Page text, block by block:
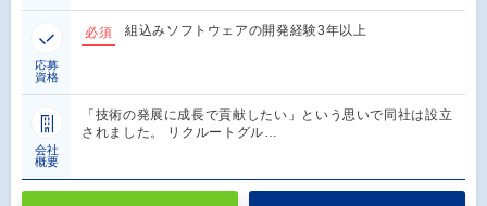
応募
資格
必須 組込みソフトウェアの開発経験3年以上
会社
概要
「技術の発展に成長で貢献したい」という思いで同社は設立
されました。 リクルートグル…